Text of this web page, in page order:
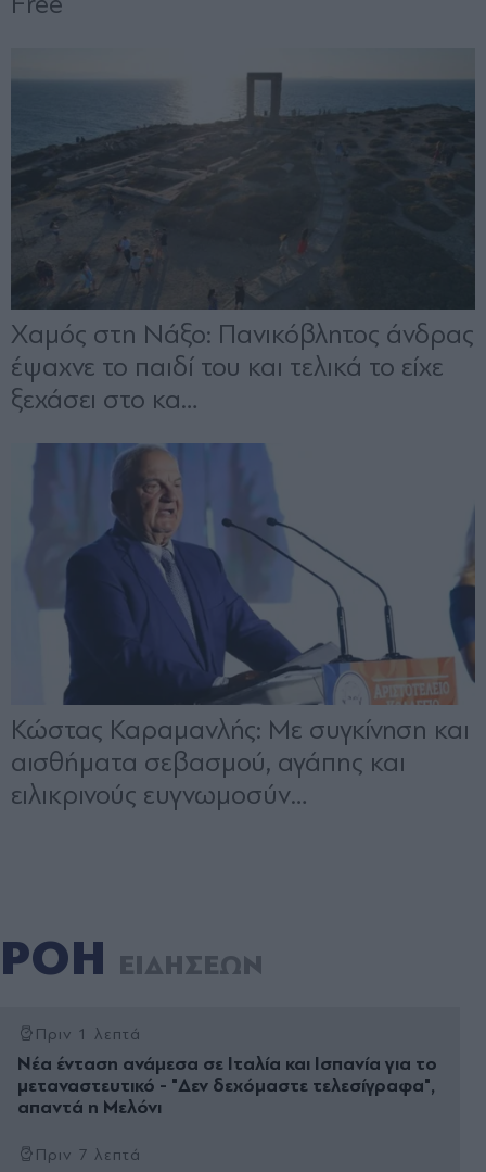
ΡΟΗ ΕΙΔΗΣΕΩΝ
Πριν 1 λεπτά
Νέα ένταση ανάμεσα σε Ιταλία και Ισπανία για το
μεταναστευτικό - "Δεν δεχόμαστε τελεσίγραφα",
απαντά η Μελόνι
Πριν 7 λεπτά